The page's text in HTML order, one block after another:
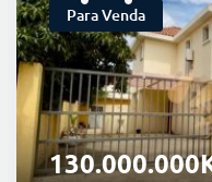
Para Venda
130.000.000